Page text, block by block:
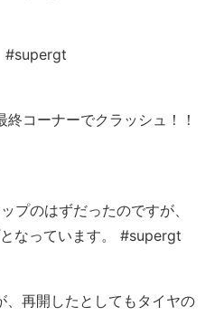
#supergt
コーナーでクラッシュ！！
プのはずだったのですが、
なっています。 #supergt
再開したとしてもタイヤの